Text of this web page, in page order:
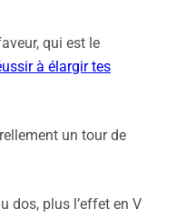
qui est le
à élargir tes
un tour de
dos, plus l’effet en V